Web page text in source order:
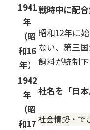
1941
年
（昭
和16
年）
戦時中に配
昭和12年に
ない、第三
飼料が統制下
1942
年
（昭
和17
社名を「日
社会情勢・で